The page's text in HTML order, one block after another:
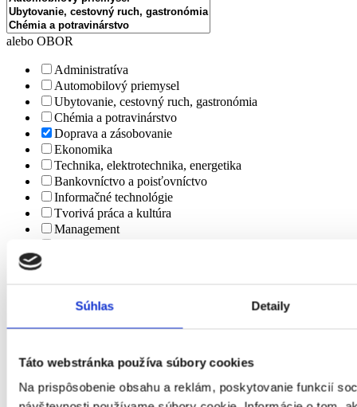
Súhlas Detaily
Táto webstránka používa súbory cookies
Na prispôsobenie obsahu a reklám, poskytovanie funkcií
alebo OBOR
Administratíva
Automobilový priemysel
Ubytovanie, cestovný ruch, gastronómia
Chémia a potravinárstvo
Doprava a zásobovanie
Ekonomika
Technika, elektrotechnika, energetika
Bankovníctvo a poisťovníctvo
Informačné technológie
Tvorivá práca a kultúra
Management
Remeselné a pomocné práce
Právo
Stavebníctvo a reality
Veda a výskum
Výchova a vzdelávanie